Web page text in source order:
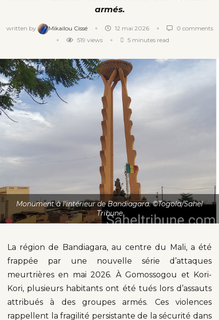
armés.
written by Mikailou Cissé 12 mai 2026
0 comments
519 views 5 minutes read
Monument à l'intérieur de Bandiagara. ©Togola/Sahel
Tribune
La région de Bandiagara, au centre du Mali, a été
frappée par une nouvelle série d’attaques
meurtrières en mai 2026. À Gomossogou et Kori-
Kori, plusieurs habitants ont été tués lors d’assauts
attribués à des groupes armés. Ces violences
rappellent la fragilité persistante de la sécurité dans